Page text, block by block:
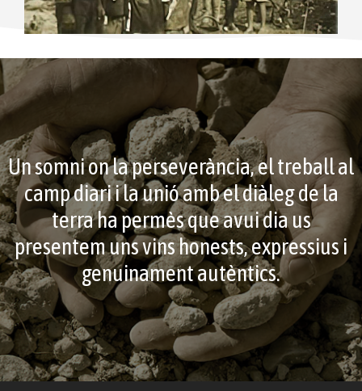
Un somni on la perseverància, el treball al
camp diari i la unió amb el diàleg de la
terra ha permès que avui dia us
presentem uns vins honests, expressius i
genuinament autèntics.